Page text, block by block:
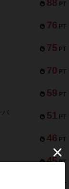
88 PT
76 PT
75 PT
70 PT
59 PT
51 PT
バ
46 PT
45 PT
PT